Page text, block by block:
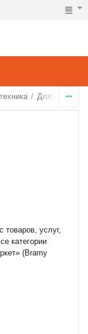
/ Для кухни
услуг,
категории
(Bramy